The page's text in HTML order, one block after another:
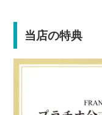
当店の特典